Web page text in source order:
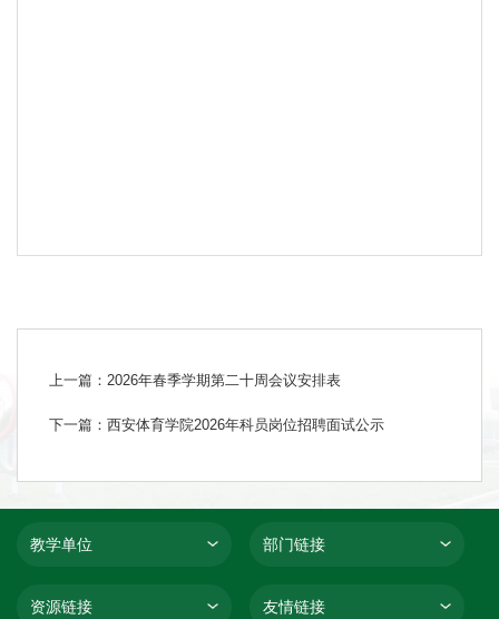
上一篇：2026年春季学期第二十周会议安排表
下一篇：西安体育学院2026年科员岗位招聘面试公示
教学单位 部门链接
资源链接 友情链接